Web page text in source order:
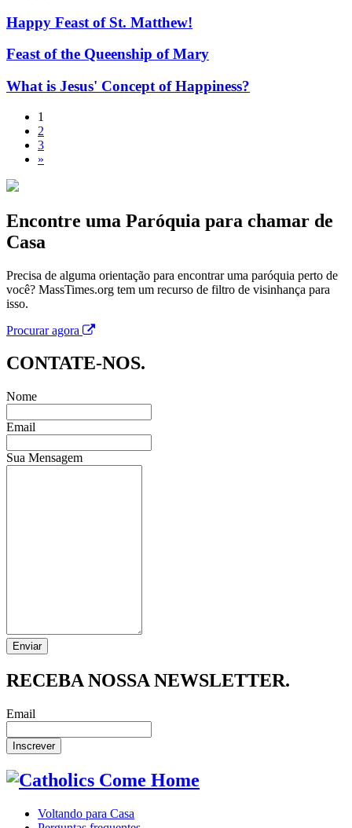
Happy Feast of St. Matthew!
Feast of the Queenship of Mary
What is Jesus' Concept of Happiness?
1
2
3
»
Encontre uma Paróquia para chamar de
Casa
Precisa de alguma orientação para encontrar uma paróquia perto de
você? MassTimes.org tem um recurso de filtro de visinhança para
isso.
Procurar agora
CONTATE-NOS.
Nome
Email
Sua Mensagem
RECEBA NOSSA NEWSLETTER.
Email
Voltando para Casa